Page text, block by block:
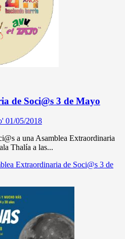
de Soci@s 3 de Mayo
01/05/2018
a una Asamblea Extraordinaria
Thalía a las...
Extraordinaria de Soci@s 3 de